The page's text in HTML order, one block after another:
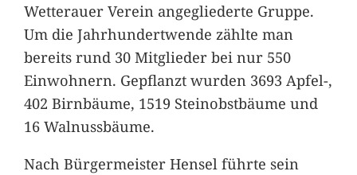
Wetterauer Verein angegliederte Gruppe.
Um die Jahrhundertwende zählte man
bereits rund 30 Mitglieder bei nur 550
Einwohnern. Gepflanzt wurden 3693 Apfel-,
402 Birnbäume, 1519 Steinobstbäume und
16 Walnussbäume.
Nach Bürgermeister Hensel führte sein